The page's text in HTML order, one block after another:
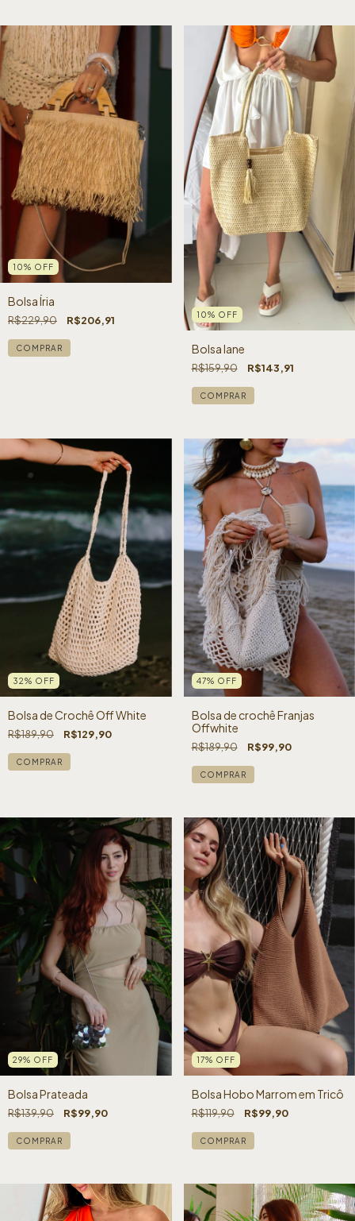
10% OFF
Bolsa Íria
R$229,90 R$206,91 10% OFF
Bolsa Iane
R$159,90 R$143,91
32% OFF
Bolsa de Crochê Off White
R$189,90 R$129,90
47% OFF
Bolsa de crochê Franjas
Offwhite
R$189,90 R$99,90
29% OFF
Bolsa Prateada
R$139,90 R$99,90
17% OFF
Bolsa Hobo Marrom em Tricô
R$119,90 R$99,90